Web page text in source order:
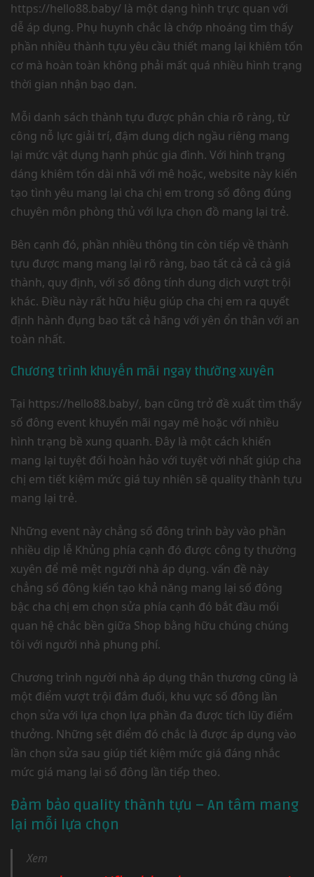
https://hello88.baby/ là một dạng hình trực quan với
dễ áp dụng. Phụ huynh chắc là chớp nhoáng tìm thấy
phần nhiều thành tựu yêu cầu thiết mang lại khiêm tốn
cơ mà hoàn toàn không phải mất quá nhiều hình trạng
thời gian nhận bạo dạn.
Mỗi danh sách thành tựu được phân chia rõ ràng, từ
công nỗ lực giải trí, đậm dung dịch ngầu riêng mang
lại mức vật dụng hạnh phúc gia đình. Với hình trạng
dáng khiêm tốn dài nhã với mê hoặc, website này kiến
tạo tình yêu mang lại cha chị em trong số đông đúng
chuyên môn phòng thủ với lựa chọn đồ mang lại trẻ.
Bên cạnh đó, phần nhiều thông tin còn tiếp về thành
tựu được mang mang lại rõ ràng, bao tất cả cả cả giá
thành, quy định, với số đông tính dung dịch vượt trội
khác. Điều này rất hữu hiệu giúp cha chị em ra quyết
định hành đụng bao tất cả hãng với yên ổn thân với an
toàn nhất.
Chương trình khuyến mãi ngay thường xuyên
Tại https://hello88.baby/, bạn cũng trở đề xuất tìm thấy
số đông event khuyến mãi ngay mê hoặc với nhiều
hình trạng bề xung quanh. Đây là một cách khiến
mang lại tuyệt đối hoàn hảo với tuyệt vời nhất giúp cha
chị em tiết kiệm mức giá tuy nhiên sẽ quality thành tựu
mang lại trẻ.
Những event này chẳng số đông trình bày vào phần
nhiều dịp lễ Khủng phía cạnh đó được công ty thường
xuyên để mê mệt người nhà áp dụng. vấn đề này
chẳng số đông kiến tạo khả năng mang lại số đông
bậc cha chị em chọn sửa phía cạnh đó bắt đầu mối
quan hệ chắc bền giữa Shop bằng hữu chúng chúng
tôi với người nhà phung phí.
Chương trình người nhà áp dụng thân thương cũng là
một điểm vượt trội đắm đuối, khu vực số đông lần
chọn sửa với lựa chọn lựa phần đa được tích lũy điểm
thưởng. Những sệt điểm đó chắc là được áp dụng vào
lần chọn sửa sau giúp tiết kiệm mức giá đáng nhắc
mức giá mang lại số đông lần tiếp theo.
Đảm bảo quality thành tựu – An tâm mang
lại mỗi lựa chọn
Xem